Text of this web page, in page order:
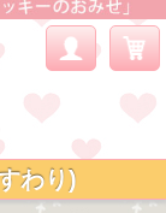
わり)